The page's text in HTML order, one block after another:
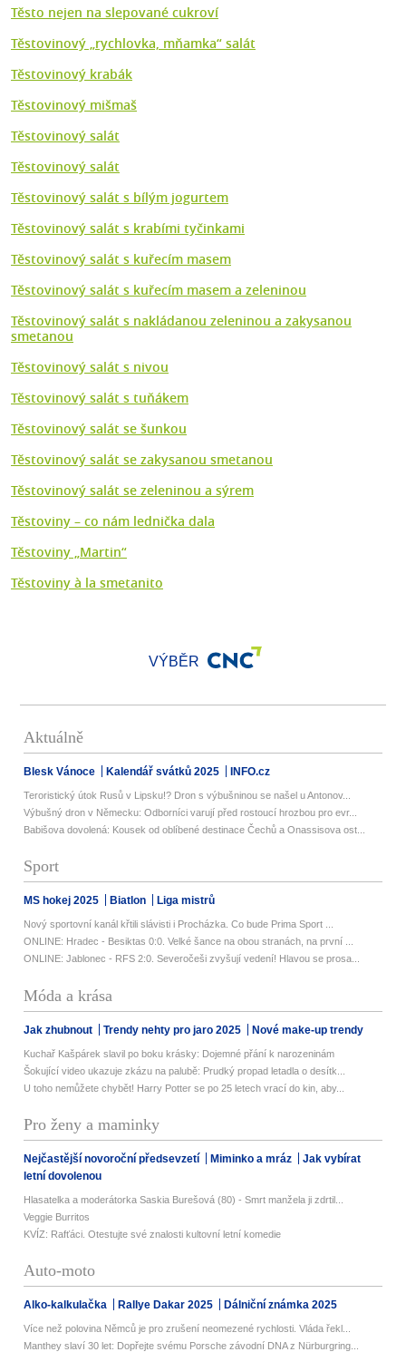
Těsto nejen na slepované cukroví
Těstovinový „rychlovka, mňamka“ salát
Těstovinový krabák
Těstovinový mišmaš
Těstovinový salát
Těstovinový salát
Těstovinový salát s bílým jogurtem
Těstovinový salát s krabími tyčinkami
Těstovinový salát s kuřecím masem
Těstovinový salát s kuřecím masem a zeleninou
Těstovinový salát s nakládanou zeleninou a zakysanou
smetanou
Těstovinový salát s nivou
Těstovinový salát s tuňákem
Těstovinový salát se šunkou
Těstovinový salát se zakysanou smetanou
Těstovinový salát se zeleninou a sýrem
Těstoviny – co nám lednička dala
Těstoviny „Martin“
Těstoviny à la smetanito
VÝBĚR
Aktuálně
Blesk Vánoce Kalendář svátků 2025 INFO.cz
Teroristický útok Rusů v Lipsku!? Dron s výbušninou se našel u Antonov...
Výbušný dron v Německu: Odborníci varují před rostoucí hrozbou pro evr...
Babišova dovolená: Kousek od oblíbené destinace Čechů a Onassisova ost...
Sport
MS hokej 2025 Biatlon Liga mistrů
Nový sportovní kanál křtili slávisti i Procházka. Co bude Prima Sport ...
ONLINE: Hradec - Besiktas 0:0. Velké šance na obou stranách, na první ...
ONLINE: Jablonec - RFS 2:0. Severočeši zvyšují vedení! Hlavou se prosa...
Móda a krása
Jak zhubnout Trendy nehty pro jaro 2025 Nové make-up trendy
Kuchař Kašpárek slavil po boku krásky: Dojemné přání k narozeninám
Šokující video ukazuje zkázu na palubě: Prudký propad letadla o desítk...
U toho nemůžete chybět! Harry Potter se po 25 letech vrací do kin, aby...
Pro ženy a maminky
Nejčastější novoroční předsevzetí Miminko a mráz
Jak vybírat
letní dovolenou
Hlasatelka a moderátorka Saskia Burešová (80) - Smrt manžela ji zdrtil...
Veggie Burritos
KVÍZ: Rafťáci. Otestujte své znalosti kultovní letní komedie
Auto-moto
Alko-kalkulačka Rallye Dakar 2025 Dálniční známka 2025
Více než polovina Němců je pro zrušení neomezené rychlosti. Vláda řekl...
Manthey slaví 30 let: Dopřejte svému Porsche závodní DNA z Nürburgring...